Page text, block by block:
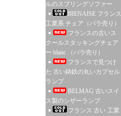
ルのスプリングソファー
BIENAISE フランス
工業系 チェア（バラ売り）
フランスの古いス
クールスタッキングチェア
ー blanc （バラ売り）
フランスで見つけ
た 古い鋳鉄の丸いカプセル
ランプ
BELMAG 古いスイ
ス製のシザーランプ
フランス 古い 工業